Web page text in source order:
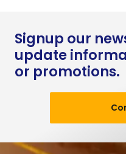
Signup our
update
or promotions.